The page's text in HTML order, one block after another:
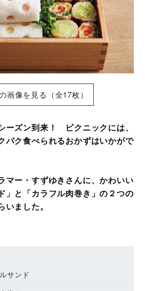
画像を見る（全17枚）
ーズン到来！ ピクニックには、
パク食べられるおかずはいかがで
マー・すずゆきさんに、かわいい
」と「カラフル肉巻き」の２つの
ました。
サンド